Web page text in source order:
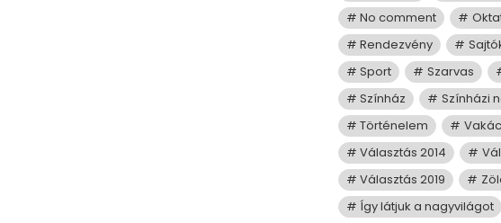
No comment
Rendezvény
Sport
Szarvas
Színház
Színházi
Történelem
Választás 2014
Választás 2019
Így látjuk a nagyvilágot